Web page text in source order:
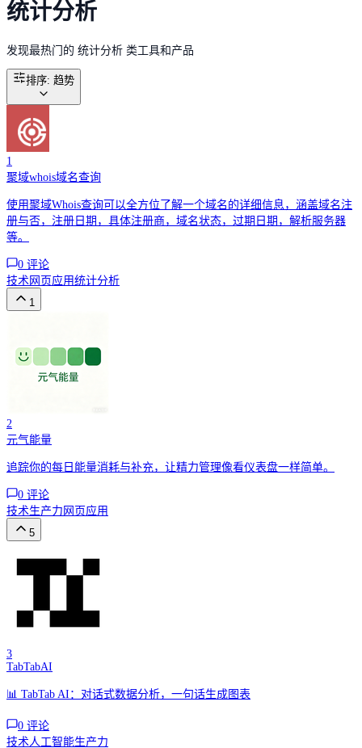
统计分析
发现最热门的 统计分析 类工具和产品
排序: 趋势
1
聚域whois域名查询
使用聚域Whois查询可以全方位了解一个域名的详细信息，涵盖域名注
册与否，注册日期，具体注册商，域名状态，过期日期，解析服务器
等。
0 评论
技术网页应用统计分析
1
2
元气能量
追踪你的每日能量消耗与补充，让精力管理像看仪表盘一样简单。
0 评论
技术生产力 网页应用
5
3
TabTabAI
📊 TabTab AI：对话式数据分析，一句话生成图表
0 评论
技术人工智能生产力